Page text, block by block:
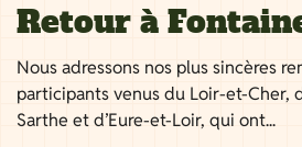
Retour à
Nous adressons nos plus sincères
participants venus du Loir-et-Cher,
Sarthe et d’Eure-et-Loir, qui ont...